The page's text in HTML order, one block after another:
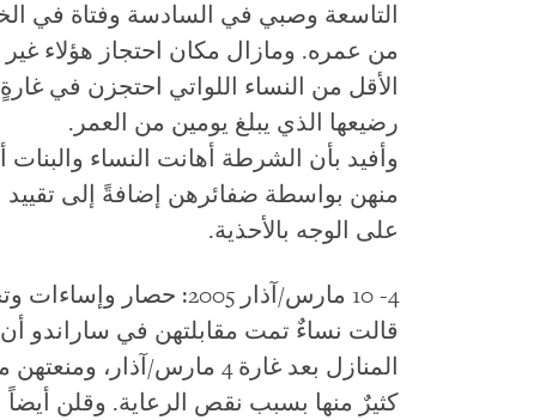
التاسعة وصبي في السادسة وفتاة في
من عمره. ومازال مكان احتجاز هؤلاء
الأقل من النساء اللواتي احتجزن في
رضيعها الذي يبلغ يومين من العمر.
وأفيد بأن الشرطة أهانت النساء
منهن بواسطة ضفائرهن إضافةً إلى
على الوجه بالأحذية.
4- 10 مارس/آذار 2005: حصار وإساءات وتخويف
قالت نساءٌ تمت مقابلتهن في ساراندو
المنازل بعد غارة 4 مارس/
كثيرٌ منها بسبب نقص الرعاية. وقلن